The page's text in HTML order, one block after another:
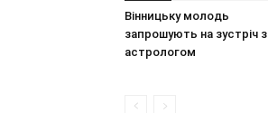
Вінницьку молодь
запрошують на зустріч з
астрологом